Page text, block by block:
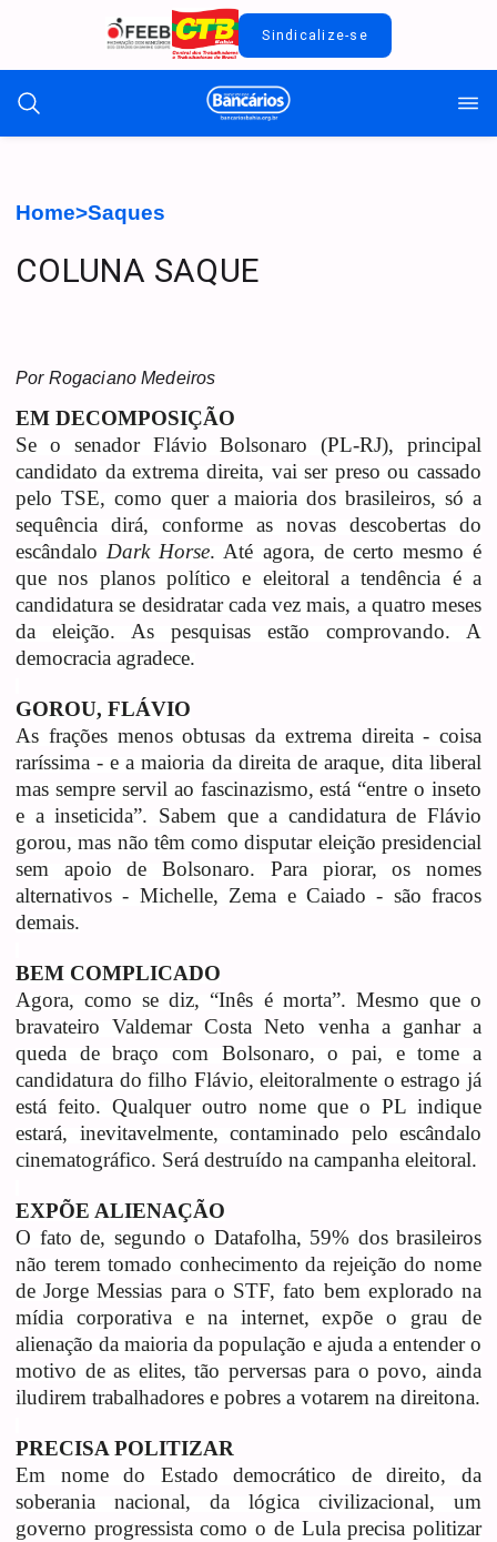
Sindicalize-se
Home>Saques
COLUNA SAQUE
Por Rogaciano Medeiros
EM DECOMPOSIÇÃO
Se o senador Flávio Bolsonaro (PL-RJ), principal
candidato da extrema direita, vai ser preso ou cassado
pelo TSE, como quer a maioria dos brasileiros, só a
sequência dirá, conforme as novas descobertas do
escândalo Dark Horse. Até agora, de certo mesmo é
que nos planos político e eleitoral a tendência é a
candidatura se desidratar cada vez mais, a quatro meses
da eleição. As pesquisas estão comprovando. A
democracia agradece.
GOROU, FLÁVIO
As frações menos obtusas da extrema direita - coisa
raríssima - e a maioria da direita de araque, dita liberal
mas sempre servil ao fascinazismo, está “entre o inseto
e a inseticida”. Sabem que a candidatura de Flávio
gorou, mas não têm como disputar eleição presidencial
sem apoio de Bolsonaro. Para piorar, os nomes
alternativos - Michelle, Zema e Caiado - são fracos
demais.
BEM COMPLICADO
Agora, como se diz, “Inês é morta”. Mesmo que o
bravateiro Valdemar Costa Neto venha a ganhar a
queda de braço com Bolsonaro, o pai, e tome a
candidatura do filho Flávio, eleitoralmente o estrago já
está feito. Qualquer outro nome que o PL indique
estará, inevitavelmente, contaminado pelo escândalo
cinematográfico. Será destruído na campanha eleitoral.
EXPÕE ALIENAÇÃO
O fato de, segundo o Datafolha, 59% dos brasileiros
não terem tomado conhecimento da rejeição do nome
de Jorge Messias para o STF, fato bem explorado na
mídia corporativa e na internet, expõe o grau de
alienação da maioria da população e ajuda a entender o
motivo de as elites, tão perversas para o povo, ainda
iludirem trabalhadores e pobres a votarem na direitona.
PRECISA POLITIZAR
Em nome do Estado democrático de direito, da
soberania nacional, da lógica civilizacional, um
governo progressista como o de Lula precisa politizar